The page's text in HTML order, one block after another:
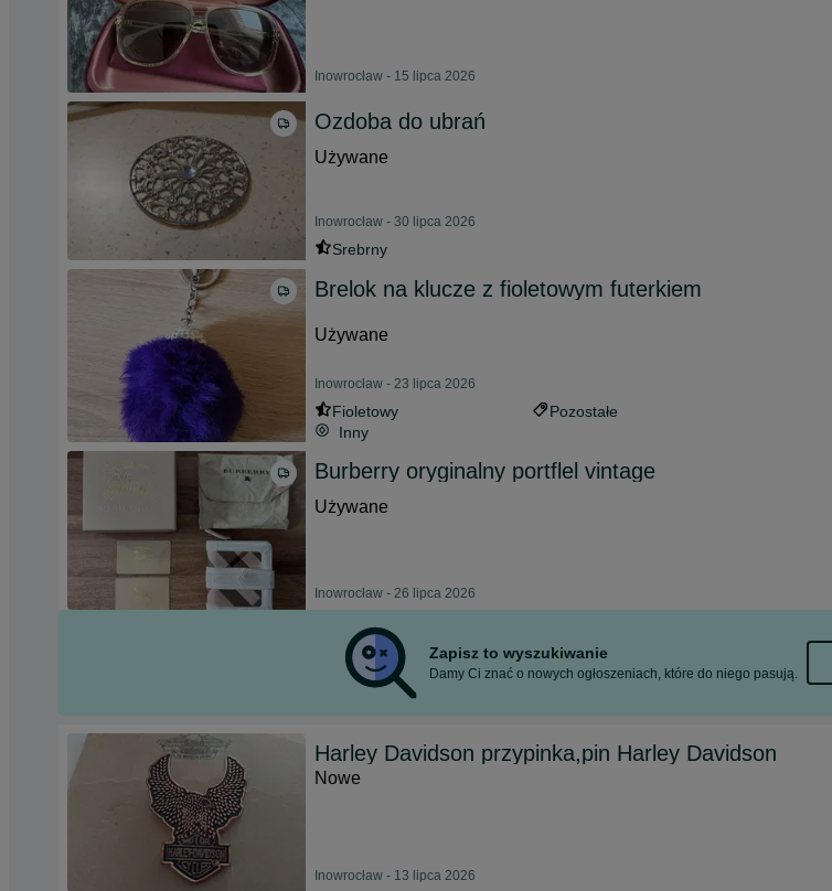
Inowrocław - 15 lipca 2026
Ozdoba do ubrań
Używane
Inowrocław - 30 lipca 2026
Srebrny
Brelok na klucze z fioletowym futerkiem
Używane
Inowrocław - 23 lipca 2026
Fioletowy
Pozostałe
Inny
Burberry oryginalny portflel vintage
Używane
Inowrocław - 26 lipca 2026
Zapisz to wyszukiwanie
Damy Ci znać o nowych ogłoszeniach, które do niego pasują.
Harley Davidson przypinka,pin Harley Davidson
Nowe
Inowrocław - 13 lipca 2026